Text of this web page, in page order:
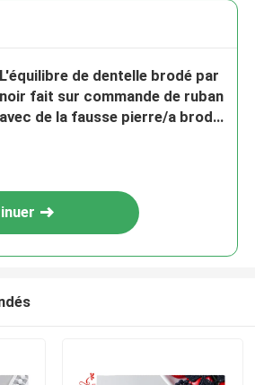
L'équilibre de dentelle brodé par
noir fait sur commande de ruban
avec de la fausse pierre/a brodé